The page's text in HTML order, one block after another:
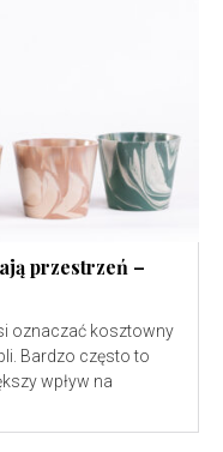
przestrzeń –
oznaczać kosztowny
Bardzo często to
wpływ na